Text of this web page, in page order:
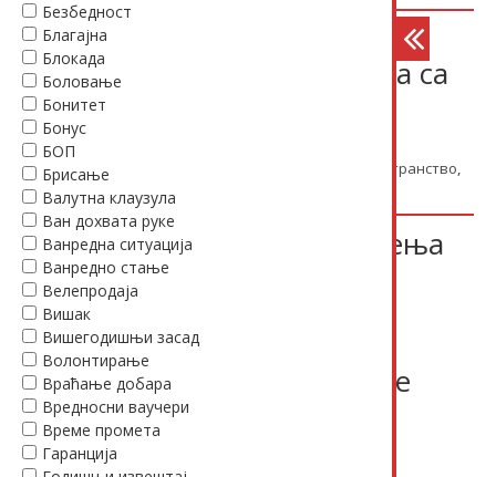
Одлука о условима и начину
обављања платног промета са
иностранством
30.12.2015.
камате
Иностранство,
Одлука
Правилник о начину праћења
извршавања обавезе
запошљавања особа са
инвалидитетом и начину
доказивања извршавања те
обавезе
(важи до 31.12.2016.)
Безбедност
Благајна
Блокада
Боловање
Бонитет
Бонус
БОП
Брисање
Валутна клаузула
Ван дохвата руке
Ванредна ситуација
Ванредно стање
Велепродаја
Вишак
Вишегодишњи засад
Волонтирање
Враћање добара
Вредносни ваучери
Време промета
Гаранција